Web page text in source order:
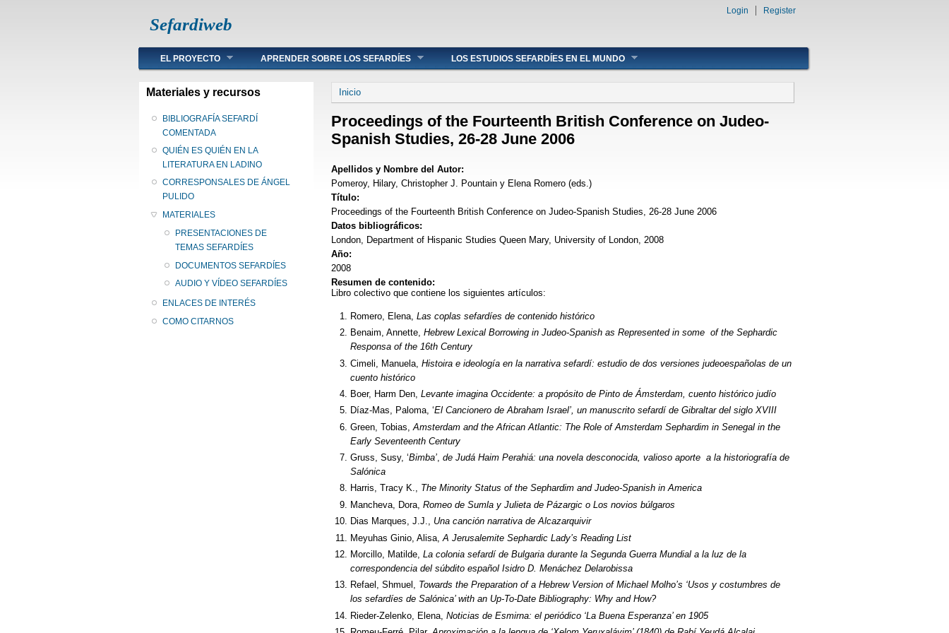
Sefardiweb
Login Register
Main menu
EL PROYECTO APRENDER SOBRE LOS SEFARDÍES LOS ESTUDIOS SEFARDÍES EN EL MUNDO
Materiales y recursos
BIBLIOGRAFÍA SEFARDÍ
COMENTADA
QUIÉN ES QUIÉN EN LA
LITERATURA EN LADINO
CORRESPONSALES DE ÁNGEL
PULIDO
MATERIALES
PRESENTACIONES DE
TEMAS SEFARDÍES
DOCUMENTOS SEFARDÍES
AUDIO Y VÍDEO SEFARDÍES
ENLACES DE INTERÉS
COMO CITARNOS
Se encuentra usted aquí
Inicio
Proceedings of the Fourteenth British Conference on Judeo-
Spanish Studies, 26-28 June 2006
Apellidos y Nombre del Autor:
Pomeroy, Hilary, Christopher J. Pountain y Elena Romero (eds.)
Título:
Proceedings of the Fourteenth British Conference on Judeo-Spanish Studies, 26-28 June 2006
Datos bibliográficos:
London, Department of Hispanic Studies Queen Mary, University of London, 2008
Año:
2008
Resumen de contenido:
Libro colectivo que contiene los siguientes artículos:
Romero, Elena, Las coplas sefardíes de contenido histórico
Benaim, Annette, Hebrew Lexical Borrowing in Judeo-Spanish as Represented in some of the Sephardic
Responsa of the 16th Century
Cimeli, Manuela, Histoira e ideología en la narrativa sefardí: estudio de dos versiones judeoespañolas de un
cuento histórico
Boer, Harm Den, Levante imagina Occidente: a propósito de Pinto de Ámsterdam, cuento histórico judío
Díaz-Mas, Paloma, ‘El Cancionero de Abraham Israel’, un manuscrito sefardí de Gibraltar del siglo XVIII
Green, Tobias, Amsterdamand the African Atlantic: The Role of Amsterdam Sephardim in Senegal in the
Early Seventeenth Century
Gruss, Susy, ‘Bimba’, de Judá Haim Perahiá: una novela desconocida, valioso aporte a la historiografía de
Salónica
Harris, Tracy K., The Minority Status of the Sephardim and Judeo-Spanish in America
Mancheva, Dora, Romeo de Sumla y Julieta de Pázargic o Los novios búlgaros
Dias Marques, J.J., Una canción narrativa de Alcazarquivir
Meyuhas Ginio, Alisa, A Jerusalemite Sephardic Lady’s Reading List
Morcillo, Matilde, La colonia sefardí de Bulgaria durante la Segunda Guerra Mundial a la luz de la
correspondencia del súbdito español Isidro D. Menáchez Delarobissa
Refael, Shmuel, Towards the Preparation of a Hebrew Version of Michael Molho’s ‘Usos y costumbres de
los sefardíes de Salónica’ with an Up-To-Date Bibliography: Why and How?
Rieder-Zelenko, Elena, Noticias de Esmirna: el periódico ‘La Buena Esperanza’ en 1905